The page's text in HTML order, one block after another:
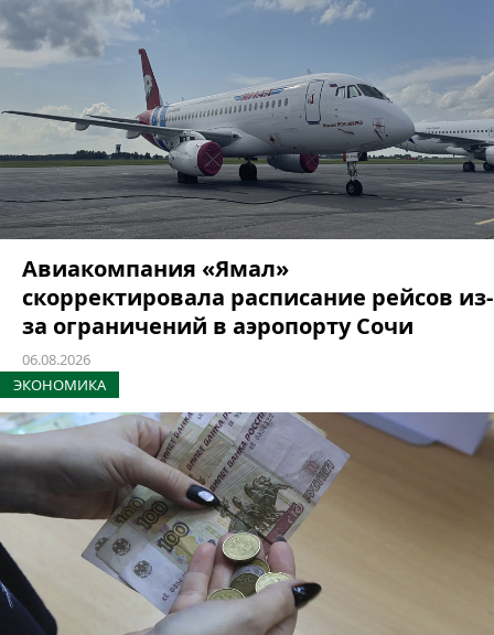
Авиакомпания «Ямал»
скорректировала расписание рейсов из-
за ограничений в аэропорту Сочи
06.08.2026
ЭКОНОМИКА